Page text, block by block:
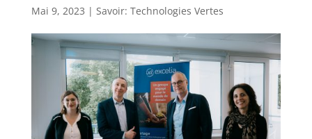
Mai 9, 2023 | Savoir: Technologies Vertes